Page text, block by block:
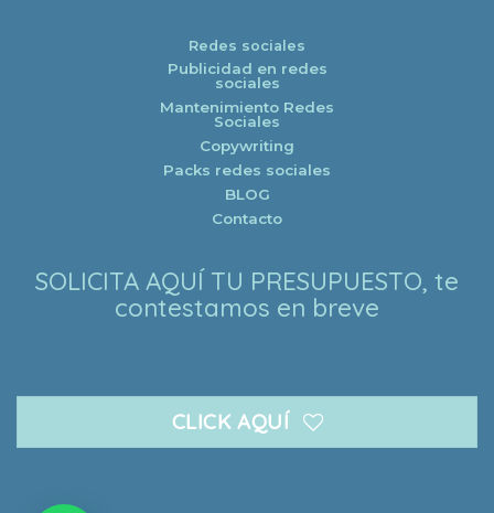
Redes sociales
Publicidad en redes
sociales
Mantenimiento Redes
Sociales
Copywriting
Packs redes sociales
BLOG
Contacto
SOLICITA AQUÍ TU PRESUPUESTO, te
contestamos en breve
CLICK AQUÍ